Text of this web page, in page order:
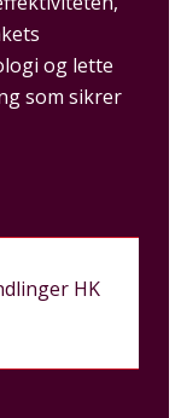
og lette
som sikrer
HK